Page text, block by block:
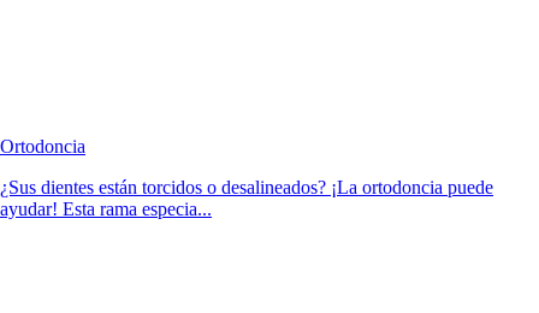
Ortodoncia
¿Sus dientes están torcidos o desalineados? ¡La ortodoncia puede
ayudar! Esta rama especia...